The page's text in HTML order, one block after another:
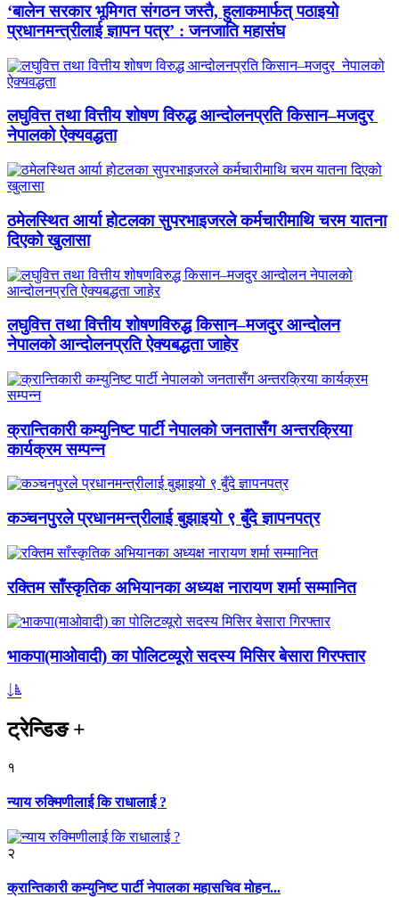
‘बालेन सरकार भूमिगत संगठन जस्तै, हुलाकमार्फत् पठाइयो
प्रधानमन्त्रीलाई ज्ञापन पत्र’ : जनजाति महासंघ
लघुवित्त तथा वित्तीय शोषण विरुद्ध आन्दोलनप्रति किसान–मजदुर
नेपालको ऐक्यवद्धता
ठमेलस्थित आर्या होटलका सुपरभाइजरले कर्मचारीमाथि चरम यातना
दिएको खुलासा
लघुवित्त तथा वित्तीय शोषणविरुद्ध किसान–मजदुर आन्दोलन
नेपालको आन्दोलनप्रति ऐक्यबद्धता जाहेर
क्रान्तिकारी कम्युनिष्ट पार्टी नेपालको जनतासँग अन्तरक्रिया
कार्यक्रम सम्पन्न
कञ्चनपुरले प्रधानमन्त्रीलाई बुझाइयो ९ बुँदे ज्ञापनपत्र
रक्तिम साँस्कृतिक अभियानका अध्यक्ष नारायण शर्मा सम्मानित
भाकपा(माओवादी) का पोलिटव्यूरो सदस्य मिसिर बेसारा गिरफ्तार
ट्रेन्डिङ+
१
न्याय रुक्मिणीलाई कि राधालाई ?
२
क्रान्तिकारी कम्युनिष्ट पार्टी नेपालका महासचिव मोहन...